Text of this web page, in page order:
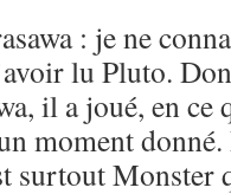
: je ne
lu Pluto.
il a joué, en
moment
surtout Monster